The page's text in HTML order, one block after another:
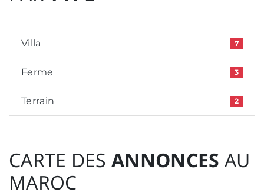
Villa 7
Ferme 3
Terrain 2
CARTE DES ANNONCES AU
MAROC